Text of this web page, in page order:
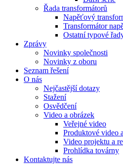
Řada transformátorů
Napěťový
Transformátor
Ostatní typové
Zprávy
Novinky společnosti
Novinky z oboru
Seznam řešení
O nás
Nejčastější dotazy
Stažení
Osvědčení
Video a obrázek
Veřejné video
Produktové video
Video projektu a
Prohlídka továrny
Kontaktujte nás